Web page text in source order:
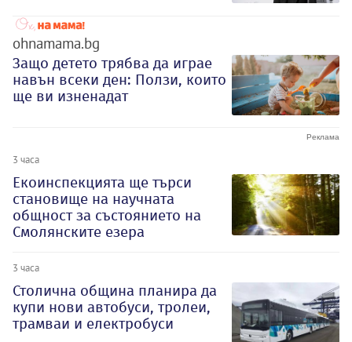
ohnamama.bg
Защо детето трябва да играе
навън всеки ден: Ползи, които
ще ви изненадат
3 часа
Екоинспекцията ще търси
становище на научната
общност за състоянието на
Смолянските езера
3 часа
Столична община планира да
купи нови автобуси, тролеи,
трамваи и електробуси